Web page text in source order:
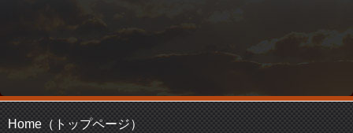
Home（トップページ）